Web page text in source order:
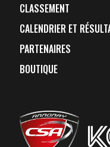
CLASSEMENT
CALENDRIER ET
PARTENAIRES
BOUTIQUE